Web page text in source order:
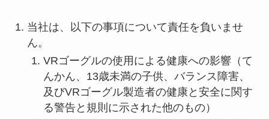
当社は、以下の事項について責任を負いませ
ん。
VRゴーグルの使用による健康への影響（て
んかん、13歳未満の子供、バランス障害、
及びVRゴーグル製造者の健康と安全に関す
る警告と規則に示された他のもの）